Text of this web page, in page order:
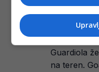
De Bruyne
Belgijski
trenutno se
Guardiola
na teren.